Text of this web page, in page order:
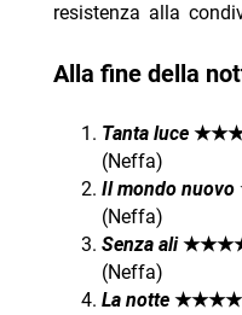
resistenza alla
Alla fine della
Tanta luce
(Neffa)
Il mondo nuovo
(Neffa)
Senza ali
(Neffa)
La notte